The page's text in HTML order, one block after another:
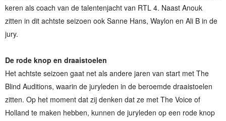
keren als coach van de talentenjacht van RTL 4. Naast Anouk
zitten in dit achtste seizoen ook Sanne Hans, Waylon en Ali B in de
jury.
De rode knop en draaistoelen
Het achtste seizoen gaat net als andere jaren van start met The
Blind Auditions, waarin de juryleden in de beroemde draaistoelen
zitten. Op het moment dat zij denken dat ze met The Voice of
Holland te maken hebben, kunnen de juryleden op een rode knop